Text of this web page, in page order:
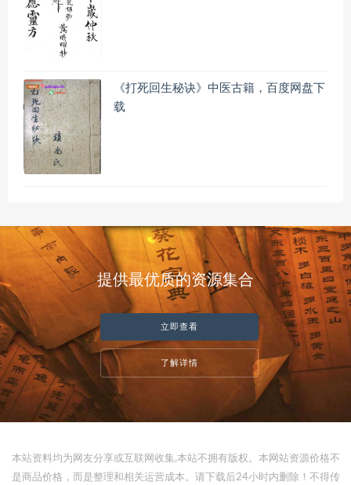
《打死回生秘诀》中医古籍，百度网盘下
载
提供最优质的资源集合
立即查看
了解详情
本站资料均为网友分享或互联网收集,本站不拥有版权。本网站资源价格不
是商品价格，而是整理和相关运营成本。请下载后24小时内删除！不得传